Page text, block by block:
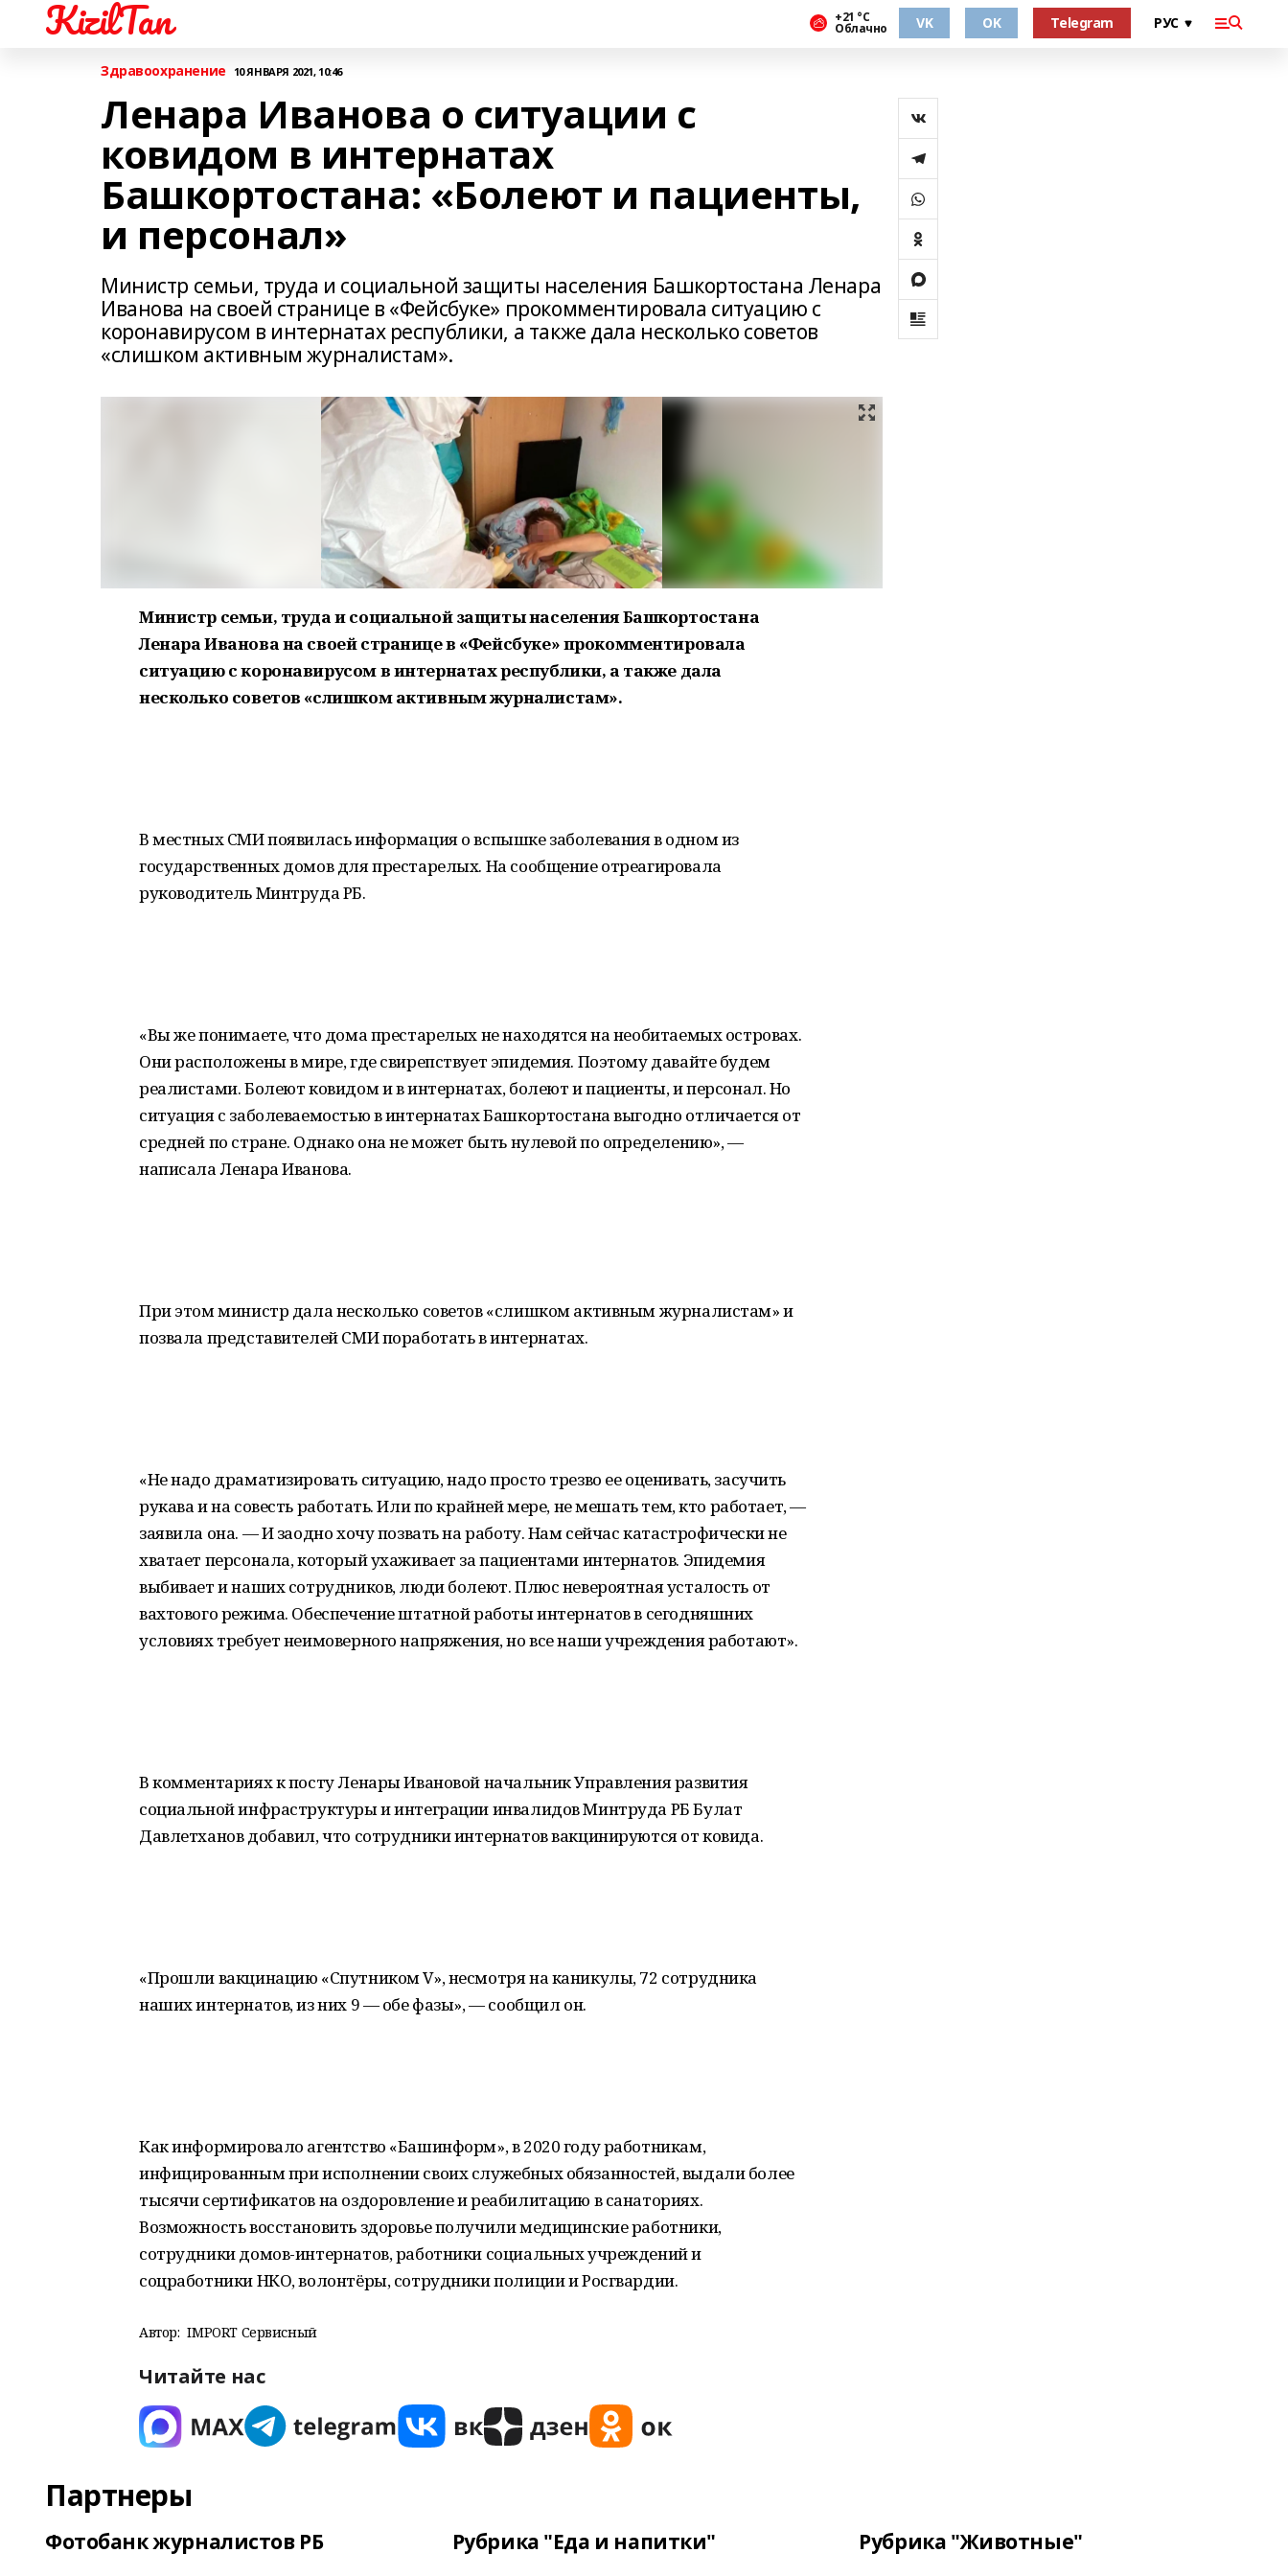
KizilTan +21 °С
Облачно VK OK Telegram
Здравоохранение 10 ЯНВАРЯ 2021, 10:46
Ленара Иванова о ситуации с
ковидом в интернатах
Башкортостана: «Болеют и пациенты,
и персонал»
Министр семьи, труда и социальной защиты населения Башкортостана Ленара
Иванова на своей странице в «Фейсбуке» прокомментировала ситуацию с
коронавирусом в интернатах республики, а также дала несколько советов
«слишком активным журналистам».
Министр семьи, труда и социальной защиты населения Башкортостана
Ленара Иванова на своей странице в «Фейсбуке» прокомментировала
ситуацию с коронавирусом в интернатах республики, а также дала
несколько советов «слишком активным журналистам».
В местных СМИ появилась информация о вспышке заболевания в одном из
государственных домов для престарелых. На сообщение отреагировала
руководитель Минтруда РБ.
«Вы же понимаете, что дома престарелых не находятся на необитаемых островах.
Они расположены в мире, где свирепствует эпидемия. Поэтому давайте будем
реалистами. Болеют ковидом и в интернатах, болеют и пациенты, и персонал. Но
ситуация с заболеваемостью в интернатах Башкортостана выгодно отличается от
средней по стране. Однако она не может быть нулевой по определению», —
написала Ленара Иванова.
При этом министр дала несколько советов «слишком активным журналистам» и
позвала представителей СМИ поработать в интернатах.
«Не надо драматизировать ситуацию, надо просто трезво ее оценивать, засучить
рукава и на совесть работать. Или по крайней мере, не мешать тем, кто работает, —
заявила она. — И заодно хочу позвать на работу. Нам сейчас катастрофически не
хватает персонала, который ухаживает за пациентами интернатов. Эпидемия
выбивает и наших сотрудников, люди болеют. Плюс невероятная усталость от
вахтового режима. Обеспечение штатной работы интернатов в сегодняшних
условиях требует неимоверного напряжения, но все наши учреждения работают».
В комментариях к посту Ленары Ивановой начальник Управления развития
социальной инфраструктуры и интеграции инвалидов Минтруда РБ Булат
Давлетханов добавил, что сотрудники интернатов вакцинируются от ковида.
«Прошли вакцинацию «Спутником V», несмотря на каникулы, 72 сотрудника
наших интернатов, из них 9 — обе фазы», — сообщил он.
Как информировало агентство «Башинформ», в 2020 году работникам,
инфицированным при исполнении своих служебных обязанностей, выдали более
тысячи сертификатов на оздоровление и реабилитацию в санаториях.
Возможность восстановить здоровье получили медицинские работники,
сотрудники домов-интернатов, работники социальных учреждений и
соцработники НКО, волонтёры, сотрудники полиции и Росгвардии.
Автор: IMPORT Сервисный
Читайте нас
Партнеры
Фотобанк журналистов РБ Рубрика "Еда и напитки" Рубрика "Животные"